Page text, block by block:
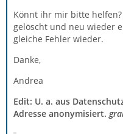
Könnt ihr mir bitte
gelöscht und neu wieder
gleiche Fehler wieder.
Danke,
Andrea
Edit: U. a. aus
Adresse anonymisiert.